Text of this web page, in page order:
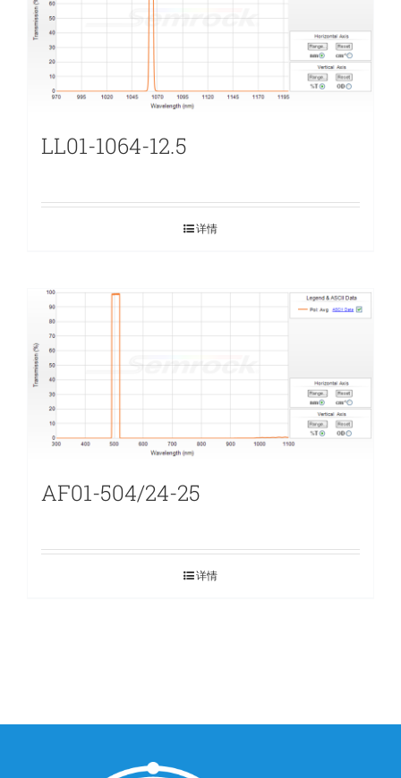
LL01-1064-12.5
详情
AF01-504/24-25
详情